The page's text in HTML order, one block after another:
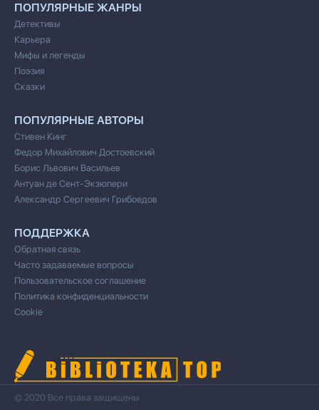
ПОПУЛЯРНЫЕ ЖАНРЫ
Детективы
Карьера
Мифы и легенды
Поэзия
Сказки
ПОПУЛЯРНЫЕ АВТОРЫ
Стивен Кинг
Федор Михайлович Достоевский
Борис Львович Васильев
Антуан де Сент-Экзюпери
Александр Сергеевич Грибоедов
ПОДДЕРЖКА
Обратная связь
Часто задаваемые вопросы
Пользовательское соглашение
Политика конфиденциальности
Cookie
© 2020 Все права защищены